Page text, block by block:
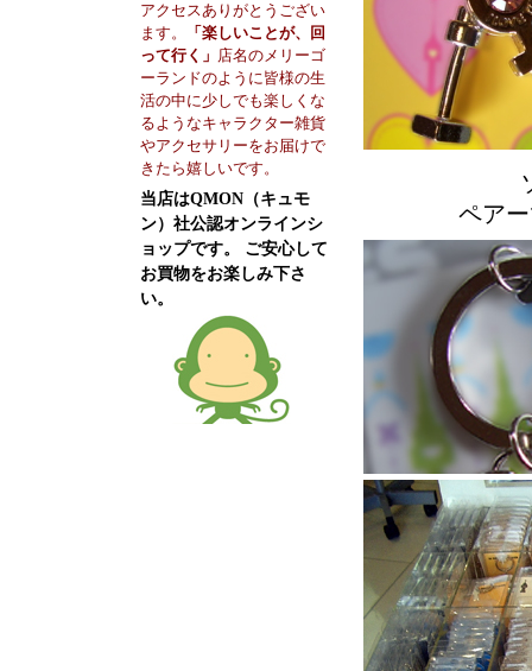
アクセスありがとうござい
ます。
「楽しいことが、回
って行く」 店名のメリーゴ
ーランドのように皆様の生
活の中に少しでも楽しくな
るようなキャラクター雑貨
やアクセサリーをお届けで
きたら嬉しいです。
当店はQMON（キュモ
ン）社公認オンラインシ
ョップです。 ご安心して
お買物をお楽しみ下さ
い。
ペア